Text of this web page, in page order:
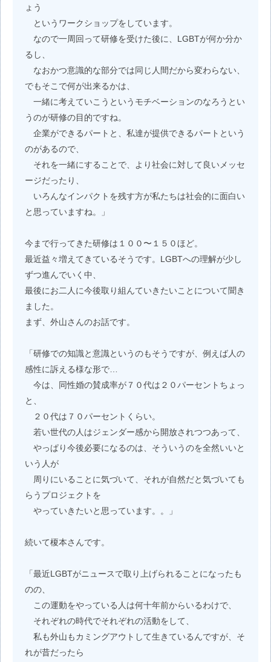
ょう
というワークショップをしています。
なので一周回って研修を受けた後に、LGBTが何か分か
るし、
なおかつ意識的な部分では同じ人間だから変わらない、
でもそこで何が出来るかは、
一緒に考えていこうというモチベーションのなろうとい
うのが研修の目的ですね。
企業ができるパートと、私達が提供できるパートという
のがあるので、
それを一緒にすることで、より社会に対して良いメッセ
ージだったり、
いろんなインパクトを残す方が私たちは社会的に面白い
と思っていますね。」
今まで行ってきた研修は１００〜１５０ほど。
最近益々増えてきているそうです。LGBTへの理解が少し
ずつ進んでいく中、
最後にお二人に今後取り組んていきたいことについて聞き
ました。
まず、外山さんのお話です。
「研修での知識と意識というのもそうですが、例えば人の
感性に訴える様な形で…
今は、同性婚の賛成率が７０代は２０パーセントちょっ
と、
２０代は７０パーセントくらい。
若い世代の人はジェンダー感から開放されつつあって、
やっぱり今後必要になるのは、そういうのを全然いいと
いう人が
周りにいることに気づいて、それが自然だと気づいても
らうプロジェクトを
やっていきたいと思っています。。」
続いて榎本さんです。
「最近LGBTがニュースで取り上げられることになったも
のの、
この運動をやっている人は何十年前からいるわけで、
それぞれの時代でそれぞれの活動をして、
私も外山もカミングアウトして生きているんですが、そ
れが昔だったら